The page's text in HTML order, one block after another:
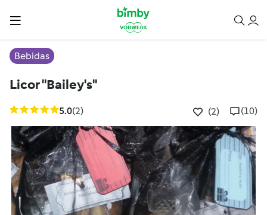
Bebidas
Licor "Bailey's"
5.0(2) (2) (10)